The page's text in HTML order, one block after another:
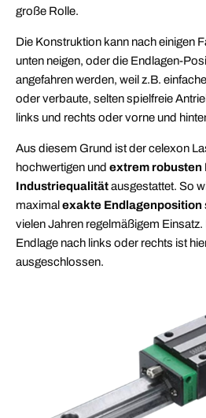
große Rolle.
Die Konstruktion kann nach einigen
unten neigen, oder die Endlagen-
angefahren werden, weil z.B.
oder verbaute, selten spielfreie
links und rechts oder vorne und
Aus diesem Grund ist der celexon
hochwertigen und extrem robusten
Industriequalitätausgestattet. So
maximal exakte Endlagenposition
vielen Jahren regelmäßigem Einsatz.
Endlage nach links oder rechts ist
ausgeschlossen.